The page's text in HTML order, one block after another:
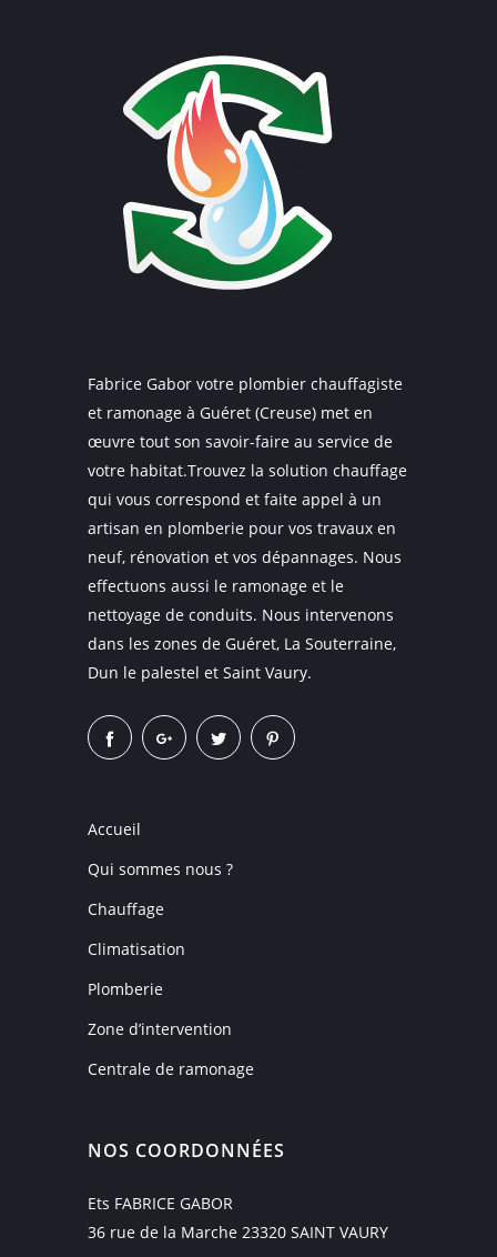
Fabrice Gabor votre plombier chauffagiste
et ramonage à Guéret (Creuse) met en
œuvre tout son savoir-faire au service de
votre habitat.Trouvez la solution chauffage
qui vous correspond et faite appel à un
artisan en plomberie pour vos travaux en
neuf, rénovation et vos dépannages. Nous
effectuons aussi le ramonage et le
nettoyage de conduits. Nous intervenons
dans les zones de Guéret, La Souterraine,
Dun le palestel et Saint Vaury.
Accueil
Qui sommes nous ?
Chauffage
Climatisation
Plomberie
Zone d’intervention
Centrale de ramonage
NOS COORDONNÉES
Ets FABRICE GABOR
36 rue de la Marche 23320 SAINT VAURY